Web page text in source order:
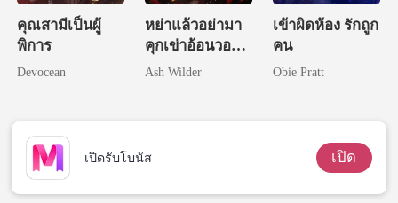
คุณสามีเป็นผู้
พิการ
Devocean
หย่าแล้วอย่ามา
คุกเข่าอ้อนวอน
ฉันทีหลัง
Ash Wilder
เข้าผิดห้อง รักถูก
คน
Obie Pratt
เปิดรับโบนัส เปิด